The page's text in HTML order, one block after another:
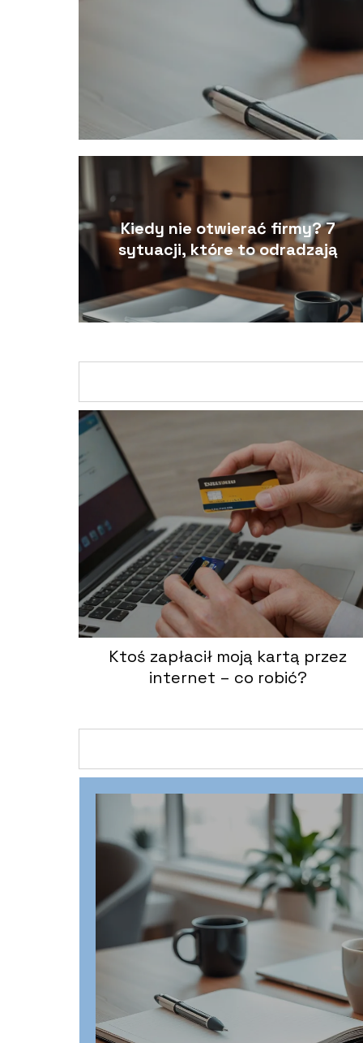
Kiedy nie otwierać firmy? 7
sytuacji, które to odradzają
Ktoś zapłacił moją kartą przez
internet – co robić?